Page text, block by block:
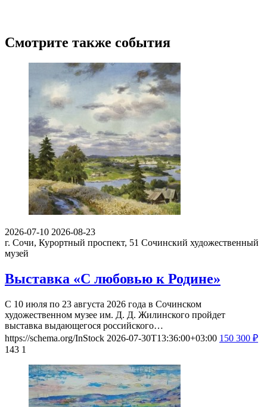
Смотрите также события
2026-07-10 2026-08-23
г. Сочи, Курортный проспект, 51 Сочинский художественный
музей
Выставка «С любовью к Родине»
С 10 июля по 23 августа 2026 года в Сочинском
художественном музее им. Д. Д. Жилинского пройдет
выставка выдающегося российского…
https://schema.org/InStock 2026-07-30T13:36:00+03:00 150 300 ₽
143 1